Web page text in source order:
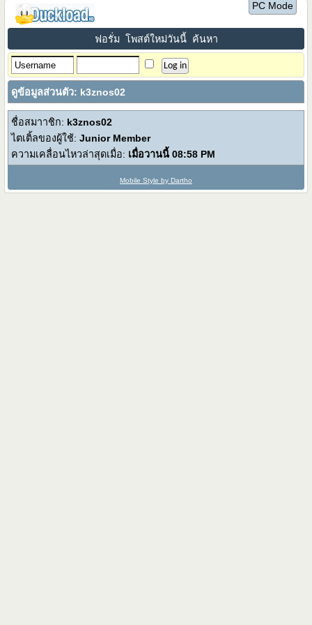
PC Mode
ฟอรั่ม โพสต์ใหม่วันนี้ ค้นหา
ดูข้อมูลส่วนตัว: k3znos02
ชื่อสมาาชิก: k3znos02
ไตเติ้ลของผู้ใช้:Junior Member
ความเคลื่อนไหวล่าสุดเมื่อ: เมื่อวานนี้08:58 PM
Mobile Style by Dartho